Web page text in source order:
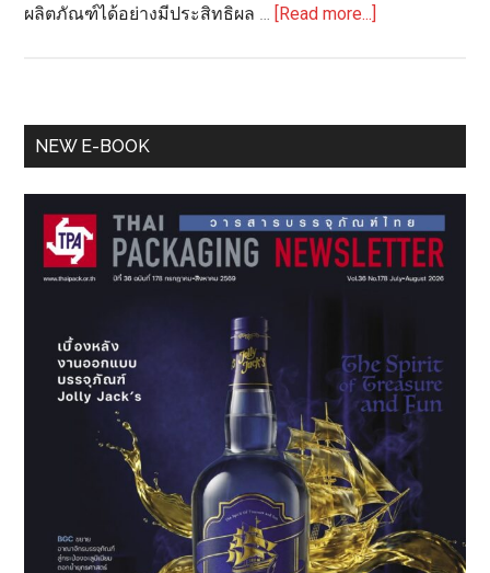
ผลิตภัณฑ์ได้อย่างมีประสิทธิผล …
[Read more...]
ขวด
นวัตกรรม
BLOWSCAN
และ
งาน
Drinktec
2025
Primary
NEW E-BOOK